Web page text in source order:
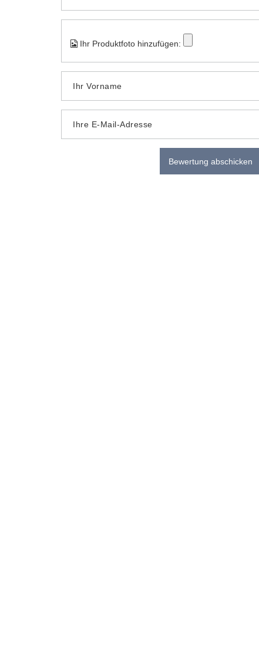
Ihr Produktfoto hinzufügen:
Ihr Vorname
Ihre E-Mail-Adresse
Bewertung abschicken